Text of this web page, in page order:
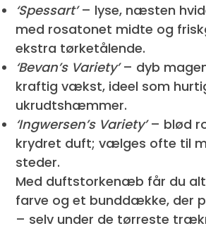
‘Spessart’– lyse, næsten
med rosatonet midte og
ekstra tørketålende.
‘Bevan’s Variety’– dyb
kraftig vækst, ideel som
ukrudtshæmmer.
‘Ingwersen’s Variety’– blød
krydret duft; vælges ofte til
steder.
Med duftstorkenæb får du
farve og et bunddække, der
– selv under de tørreste